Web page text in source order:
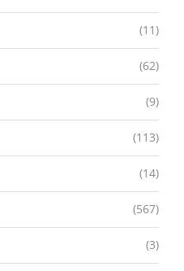
(11)
(62)
(9)
(113)
(14)
(567)
(3)